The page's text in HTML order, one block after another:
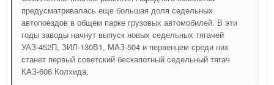
предусматривалась еще большая доля седельных
автопоездов в общем парке грузовых автомобилей. В эти
годы заводы начнут выпуск новых седельных тягачей
УАЗ-452П, ЗИЛ-130В1, МАЗ-504 и первенцем среди них
станет первый советский бескапотный седельный тягач
КАЗ-606 Колхида.